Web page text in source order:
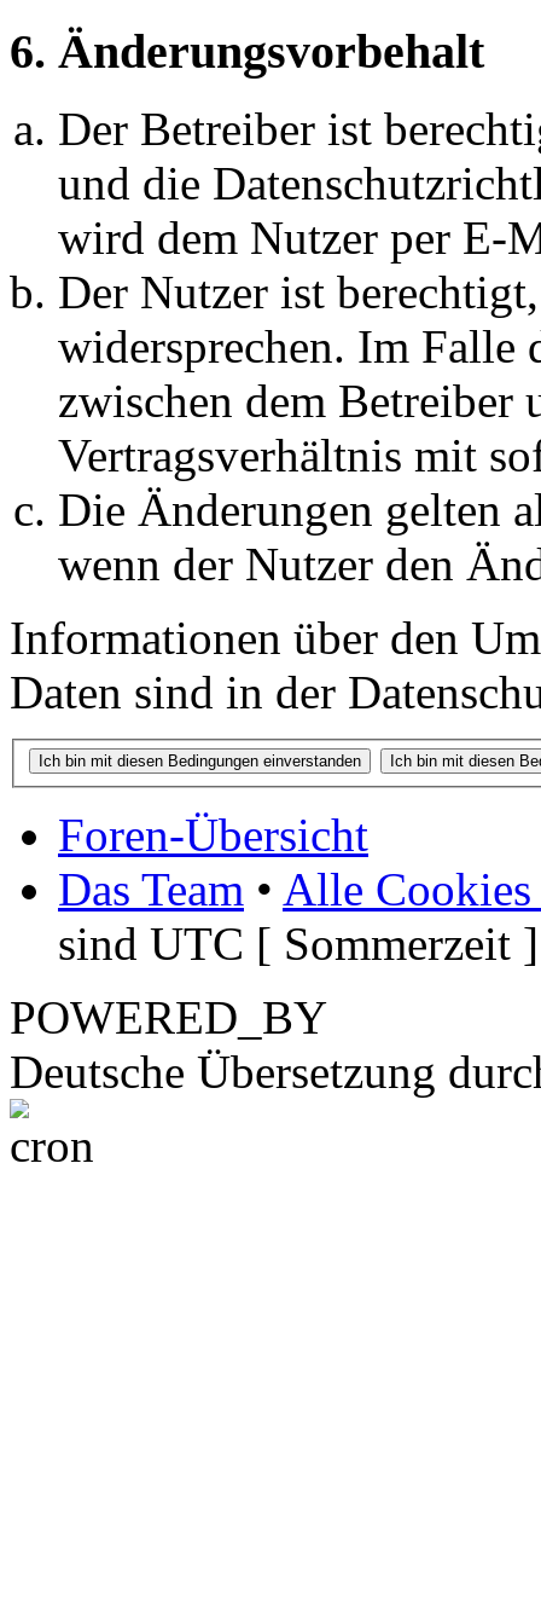
6. Änderungsvorbehalt
Der Betreiber ist
und die
wird dem Nutzer per E-
Der Nutzer ist
widersprechen. Im Falle
zwischen dem Betreiber
Vertragsverhältnis mit
Die Änderungen gelten
wenn der Nutzer den
Informationen über den
Daten sind in der
Foren-Übersicht
Das Team • Alle Cookies
sind UTC [ Sommerzeit ]
POWERED_BY
Deutsche Übersetzung